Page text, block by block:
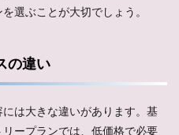
選ぶことが大切でしょう。
の違い
は大きな違いがあります。基
ープランでは、低価格で必要